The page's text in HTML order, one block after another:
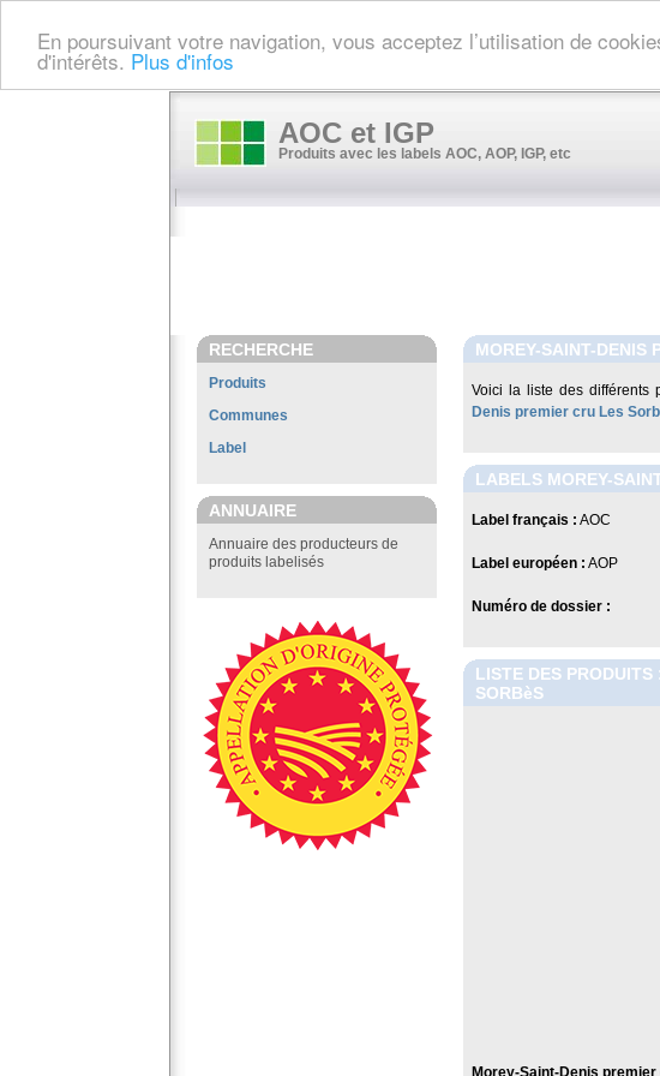
En poursuivant votre navigation, vous acceptez l’utilisation de
d'intérêts. Plus d'infos
AOC et IGP
Produits avec les labels AOC, AOP, IGP, etc
RECHERCHE
Produits
Communes
Label
ANNUAIRE
Annuaire des producteurs de
produits labelisés
MOREY-SAINT-DENIS
Voici la liste des différents
Denis premier cru Les
LABELS MOREY-
Label français : AOC
Label européen : AOP
Numéro de dossier :
LISTE DES
SORBèS
Morey-Saint-Denis